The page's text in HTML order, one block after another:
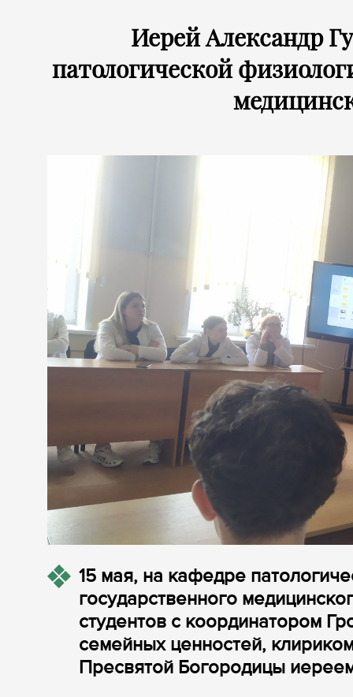
Иерей Александр
патологической
15 мая, на кафедре
государственного
студентов с координатором
семейных ценностей,
Пресвятой Богородицы